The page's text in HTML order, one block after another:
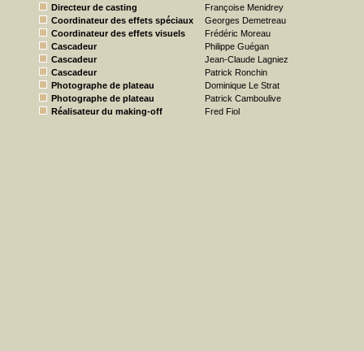
Directeur de casting
Françoise Menidrey
Coordinateur des effets spéciaux
Georges Demetreau
Coordinateur des effets visuels
Frédéric Moreau
Cascadeur
Philippe Guégan
Cascadeur
Jean-Claude Lagniez
Cascadeur
Patrick Ronchin
Photographe de plateau
Dominique Le Strat
Photographe de plateau
Patrick Camboulive
Réalisateur du making-off
Fred Fiol